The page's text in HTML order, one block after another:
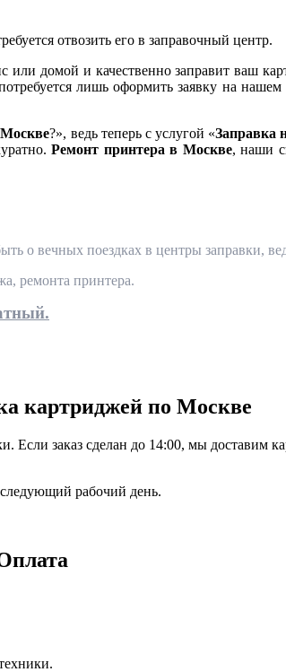
отвозить его в заправочный центр.
домой и качественно заправит ваш
лишь оформить заявку на
Москве?», ведь теперь с услугой «Заправка
Ремонт принтера в Москве, наши
о вечных поездках в центры заправки,
ремонта принтера.
картриджей по Москве
Если заказ сделан до 14:00, мы доставим
следующий рабочий день.